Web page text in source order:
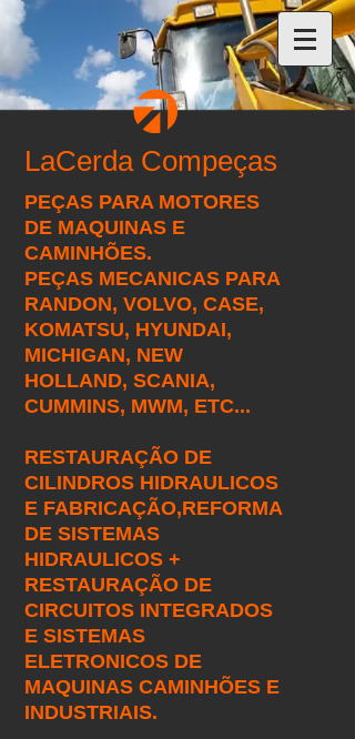
LaCerda Compeças
PEÇAS PARA MOTORES
DE MAQUINAS E
CAMINHÕES.
PEÇAS MECANICAS PARA
RANDON, VOLVO, CASE,
KOMATSU, HYUNDAI,
MICHIGAN, NEW
HOLLAND, SCANIA,
CUMMINS, MWM, ETC...
RESTAURAÇÃO DE
CILINDROS HIDRAULICOS
E FABRICAÇÃO,REFORMA
DE SISTEMAS
HIDRAULICOS +
RESTAURAÇÃO DE
CIRCUITOS INTEGRADOS
E SISTEMAS
ELETRONICOS DE
MAQUINAS CAMINHÕES E
INDUSTRIAIS.